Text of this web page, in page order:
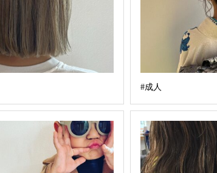
#成人